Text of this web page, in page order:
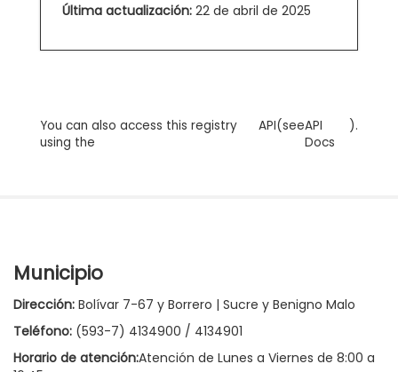
Última actualización: 22 de abril de 2025
You can also access this registry
using the
API(seeAPI
Docs
).
Municipio
Dirección: Bolívar 7-67 y Borrero | Sucre y Benigno Malo
Teléfono: (593-7) 4134900 / 4134901
Horario de atención:Atención de Lunes a Viernes de 8:00 a